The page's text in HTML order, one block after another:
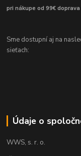
pri nákupe od 99€ doprava
Sme dostupní aj na
sieťach:
Údaje o
WWS, s. r. o.